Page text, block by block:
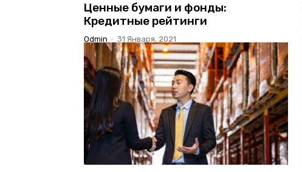
Ценные бумаги и фонды:
Кредитные рейтинги
Odmin - 31 Января, 2021